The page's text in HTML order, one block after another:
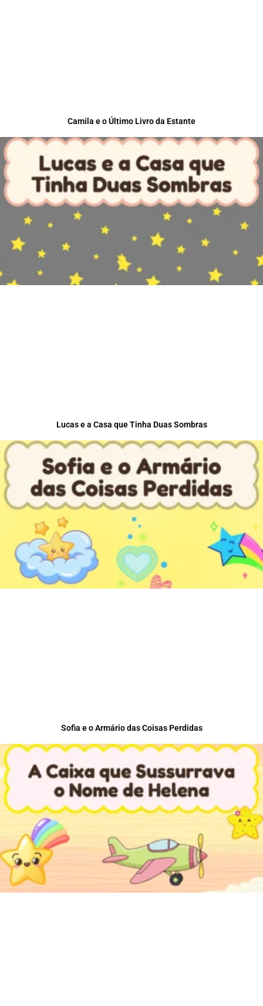
Camila e o Último Livro da Estante
Lucas e a Casa que Tinha Duas Sombras
Sofia e o Armário das Coisas Perdidas